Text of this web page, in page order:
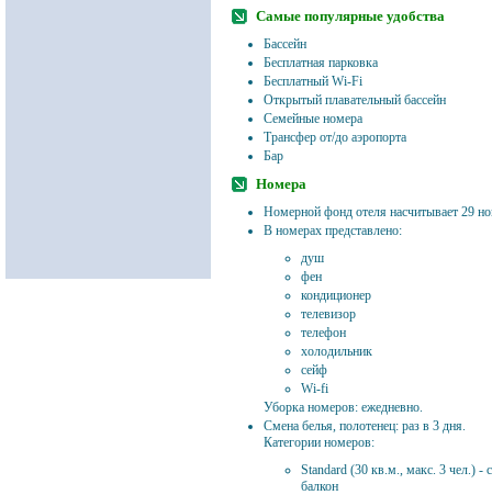
Самые популярные удобства
Бассейн
Бесплатная парковка
Бесплатный Wi-Fi
Открытый плавательный бассейн
Семейные номера
Трансфер от/до аэропорта
Бар
Номера
Номерной фонд отеля насчитывает 29
В номерах представлено:
душ
фен
кондиционер
телевизор
телефон
холодильник
сейф
Wi-fi
Уборка номеров: ежедневно.
Смена белья, полотенец: раз в 3 дня.
Категории номеров:
Standard (30 кв.м., макс. 3 чел.) -
балкон